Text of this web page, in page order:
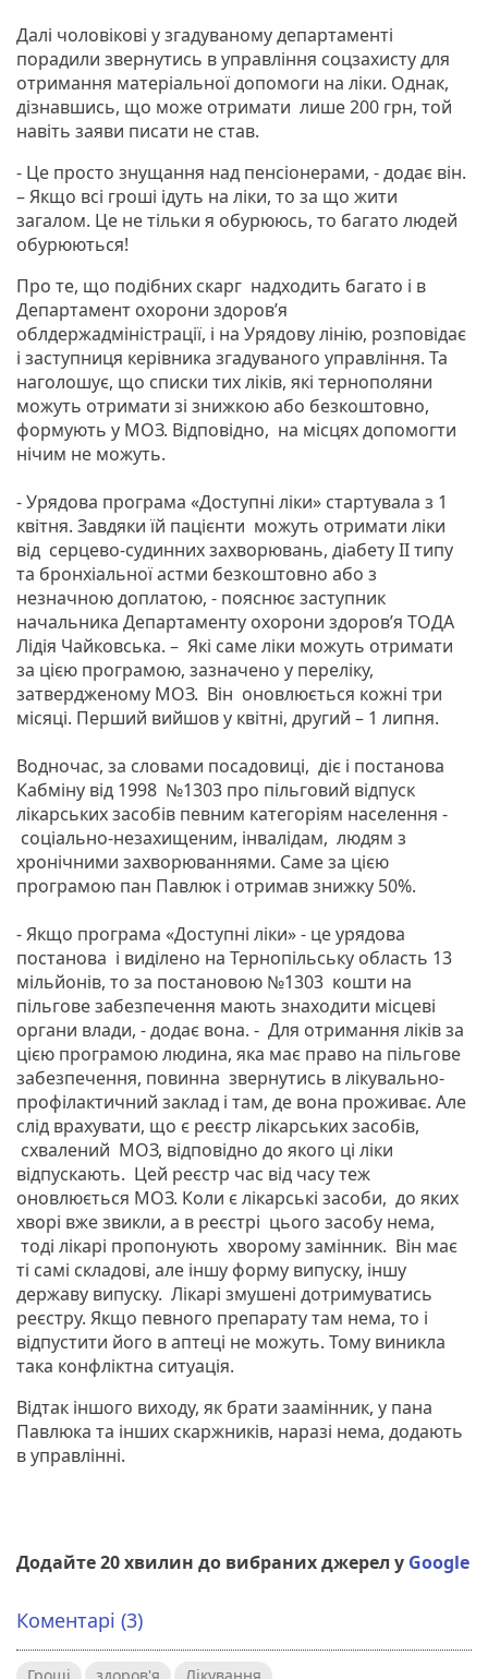
Далі чоловікові у згадуваному департаменті
порадили звернутись в управління соцзахисту для
отримання матеріальної допомоги на ліки. Однак,
дізнавшись, що може отримати лише 200 грн, той
навіть заяви писати не став.
- Це просто знущання над пенсіонерами, - додає він.
– Якщо всі гроші ідуть на ліки, то за що жити
загалом. Це не тільки я обурююсь, то багато людей
обурюються!
Про те, що подібних скарг надходить багато і в
Департамент охорони здоров’я
облдержадміністрації, і на Урядову лінію, розповідає
і заступниця керівника згадуваного управління. Та
наголошує, що списки тих ліків, які тернополяни
можуть отримати зі знижкою або безкоштовно,
формують у МОЗ. Відповідно, на місцях допомогти
нічим не можуть.
- Урядова програма «Доступні ліки» стартувала з 1
квітня. Завдяки їй пацієнти можуть отримати ліки
від серцево-судинних захворювань, діабету ІІ типу
та бронхіальної астми безкоштовно або з
незначною доплатою, - пояснює заступник
начальника Департаменту охорони здоров’я ТОДА
Лідія Чайковська. – Які саме ліки можуть отримати
за цією програмою, зазначено у переліку,
затвердженому МОЗ. Він оновлюється кожні три
місяці. Перший вийшов у квітні, другий – 1 липня.
Водночас, за словами посадовиці, діє і постанова
Кабміну від 1998 №1303 про пільговий відпуск
лікарських засобів певним категоріям населення -
соціально-незахищеним, інвалідам, людям з
хронічними захворюваннями. Саме за цією
програмою пан Павлюк і отримав знижку 50%.
- Якщо програма «Доступні ліки» - це урядова
постанова і виділено на Тернопільську область 13
мільйонів, то за постановою №1303 кошти на
пільгове забезпечення мають знаходити місцеві
органи влади, - додає вона. - Для отримання ліків за
цією програмою людина, яка має право на пільгове
забезпечення, повинна звернутись в лікувально-
профілактичний заклад і там, де вона проживає. Але
слід врахувати, що є реєстр лікарських засобів,
схвалений МОЗ, відповідно до якого ці ліки
відпускають. Цей реєстр час від часу теж
оновлюється МОЗ. Коли є лікарські засоби, до яких
хворі вже звикли, а в реєстрі цього засобу нема,
тоді лікарі пропонують хворому замінник. Він має
ті самі складові, але іншу форму випуску, іншу
державу випуску. Лікарі змушені дотримуватись
реєстру. Якщо певного препарату там нема, то і
відпустити його в аптеці не можуть. Тому виникла
така конфліктна ситуація.
Відтак іншого виходу, як брати заамінник, у пана
Павлюка та інших скаржників, наразі нема, додають
в управлінні.
Додайте 20 хвилин до вибраних джерел у Google
Коментарі (3)
Гроші здоров'я Лікування